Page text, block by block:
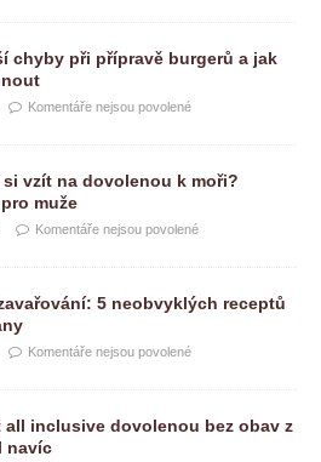
chyby při přípravě burgerů a jak
Komentáře nejsou povolené
vzít na dovolenou k moři?
muže
Komentáře nejsou povolené
5 neobvyklých receptů
Komentáře nejsou povolené
all inclusive dovolenou bez obav z
navíc